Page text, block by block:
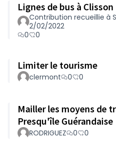
Lignes de bus à Clisson
Contribution recueillie à
2/02/2022
0
0
Limiter le tourisme
clermont 0 0
Mailler les moyens de
Presqu'île Guérandaise
RODRIGUEZ 0 0